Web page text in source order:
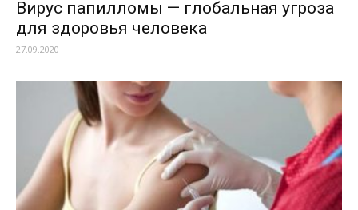
Вирус папилломы — глобальная угроза
для здоровья человека
27.09.2020